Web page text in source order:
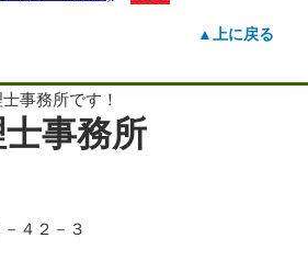
▲上に戻る
事務所です！
理士事務所
４２－３